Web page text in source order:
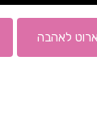
לאהבה